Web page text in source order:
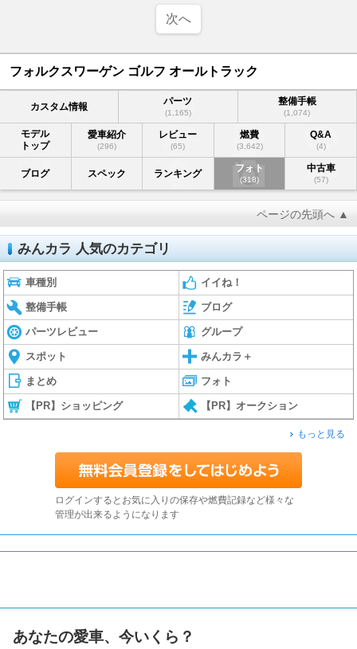
次へ
フォルクスワーゲン ゴルフ オールトラック
カスタム情報 パーツ
(1,165)
整備手帳
(1,074)
モデル
トップ
愛車紹介
(296)
レビュー
(65)
燃費
(3,642)
Q&A
(4)
ブログ スペック ランキング フォト
(318)
中古車
(57)
ページの先頭へ ▲
みんカラ 人気のカテゴリ
車種別 イイね！
整備手帳 ブログ
パーツレビュー グループ
スポット みんカラ＋
まとめ フォト
【PR】ショッピング 【PR】オークション
もっと見る
ログインするとお気に入りの保存や燃費記録など様々な
管理が出来るようになります
あなたの愛車、今いくら？